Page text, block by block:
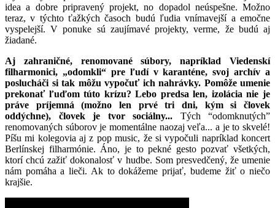
idea a dobre pripravený projekt, no dopadol neúspešne. Možno
teraz, v týchto ťažkých časoch budú ľudia vnímavejší a emočne
vyspelejší. V ponuke sú zaujímavé projekty, verme, že budú aj
žiadané.
Aj zahraničné, renomované súbory, napríklad Viedenskí
filharmonici, „odomkli“ pre ľudí v karanténe, svoj archív a
poslucháči si tak môžu vypočuť ich nahrávky. Pomôže umenie
prekonať ľuďom túto krízu? Lebo predsa len, izolácia nie je
práve príjemná (možno len prvé tri dni, kým si človek
oddýchne), človek je tvor sociálny... Tých “odomknutých”
renomovaných súborov je momentálne naozaj veľa... a je to skvelé!
Píšu mi kolegovia aj z pop music, že si vypočuli napríklad koncert
Berlínskej filharmónie. Áno, je to pekné gesto pozvať všetkých,
ktorí chcú zažiť dokonalosť v hudbe. Som presvedčený, že umenie
nám pomáha a lieči. Ak to dokážeme prijať, budeme žiť o niečo
krajšie.